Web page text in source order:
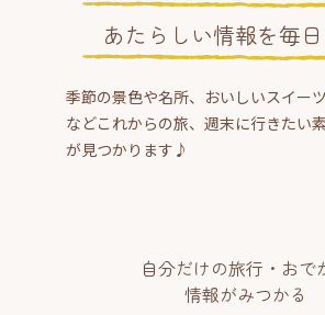
あたらしい情報を毎
季節の景色や名所、おいしいスイー
などこれからの旅、週末に行きたい
が見つかります♪
自分だけの旅行・おで
情報がみつかる